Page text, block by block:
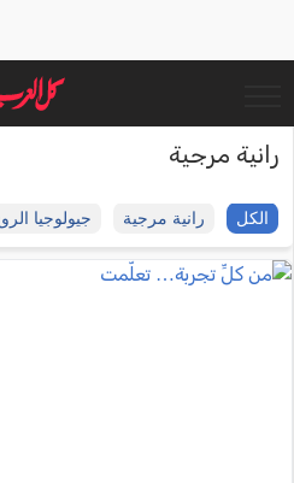
رانية مرجية
الكل رانية مرجية جيولوجيا